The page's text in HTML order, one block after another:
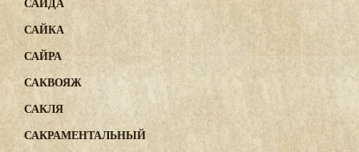
САЙКА
САЙРА
САКВОЯЖ
САКЛЯ
САКРАМЕНТАЛЬНЫЙ